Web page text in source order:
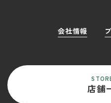
会社情報
店舗